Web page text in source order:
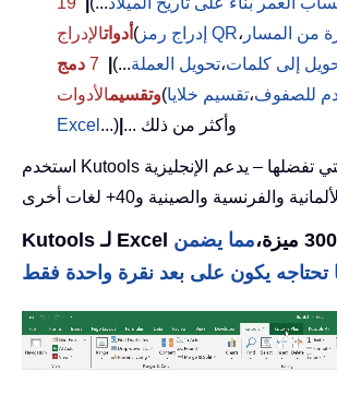
أدواتالإدراج ( إدراج رمز QR، من المسار
إلى كلمات،تحويل العملة...)
7 دمج
وتقسيمالأدوات ( للصفوف،تقسيم خلايا
Excel ...) ... وأكثر من ذلك
استخدم Kutools باللغة التي تفضلها – يدعم الإنجليزية
مما يضمن